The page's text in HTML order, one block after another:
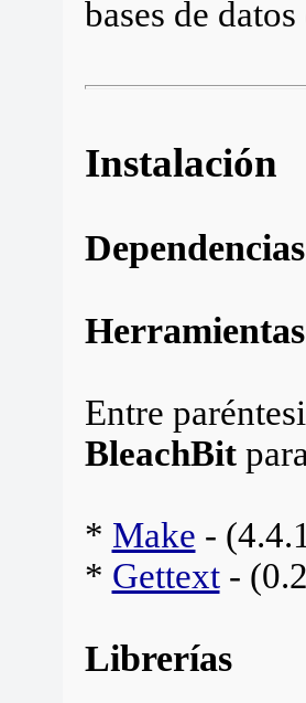
bases de
Instalación
Dependencias
Entre
BleachBit
* Make -
* Gettext-
Librerías